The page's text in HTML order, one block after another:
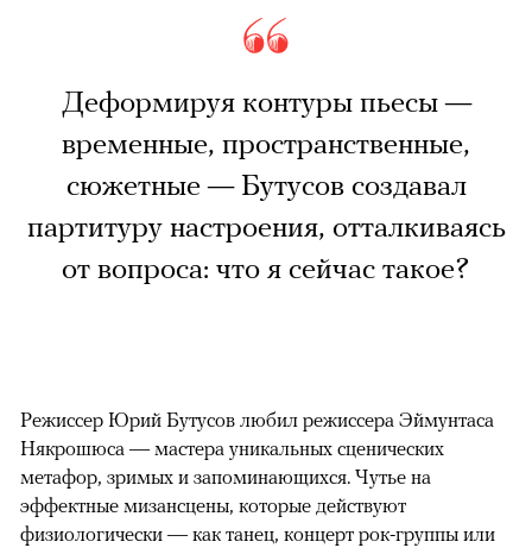
Деформируя контуры пьесы —
временные, пространственные,
сюжетные — Бутусов создавал
партитуру настроения, отталкиваясь
от вопроса: что я сейчас такое?
Режиссер Юрий Бутусов любил режиссера Эймунтаса
Някрошюса — мастера уникальных сценических
метафор, зримых и запоминающихся. Чутье на
эффектные мизансцены, которые действуют
физиологически — как танец, концерт рок-группы или